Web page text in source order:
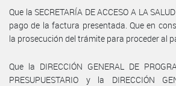
Que la SECRETARÍA DE ACCESO A LA
pago de la factura presentada. Que en
la prosecución del trámite para proceder al
Que la DIRECCIÓN GENERAL DE
PRESUPUESTARIO y la DIRECCIÓN